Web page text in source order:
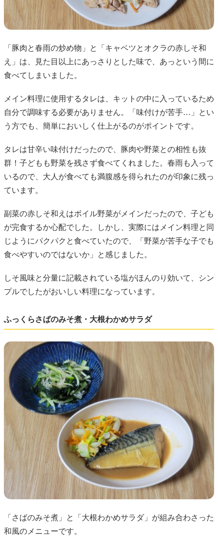
「豚肉と春雨の炒め物」と「キャベツとオクラの赤しそ和
え」は、見た目以上にあっさりとした味で、あっという間に
食べてしまいました。
メイン料理に使用するタレは、キットの中に入っているため
自分で調味する必要がありません。「味付けが苦手…」とい
う方でも、簡単においしく仕上がるのがポイントです。
タレは甘辛い味付けだったので、豚肉や野菜との相性も抜
群！子どもも野菜を残さず食べてくれました。春雨も入って
いるので、大人が食べても満腹感を得られたのが印象に残っ
ています。
副菜の赤しそ和えはボイル野菜がメインだったので、子ども
が完食するか心配でした。しかし、実際にはメイン料理と同
じようにパクパクと食べていたので、「野菜が苦手な子でも
食べやすいのではないか」と感じました。
しそ風味と分量に記載されている塩がほんのり効いて、シン
プルでしたがおいしい料理になっています。
ふっくらさばのみそ煮・大根わかめサラダ
「さばのみそ煮」と「大根わかめサラダ」が組み合わさった
和風のメニューです。